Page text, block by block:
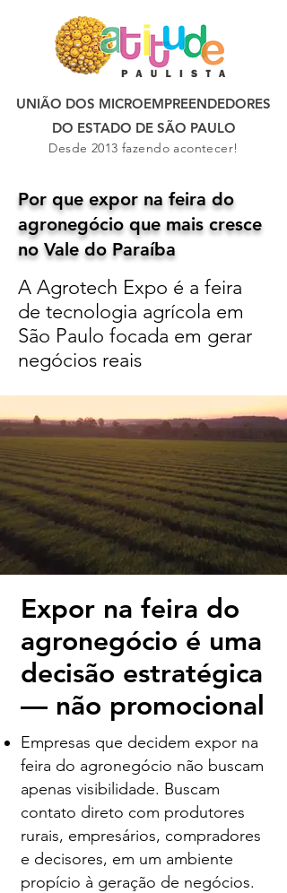
UNIÃO DOS MICROEMPREENDEDORES
DO ESTADO DE SÃO PAULO
Desde 2013 fazendo acontecer!
Por que expor na feira do
agronegócio que mais cresce
no Vale do Paraíba
A Agrotech Expo é a feira
de tecnologia agrícola em
São Paulo focada em gerar
negócios reais
Expor na feira do
agronegócio é uma
decisão estratégica
— não promocional
Empresas que decidem expor na
feira do agronegócio não buscam
apenas visibilidade. Buscam
contato direto com produtores
rurais, empresários, compradores
e decisores, em um ambiente
propício à geração de negócios.